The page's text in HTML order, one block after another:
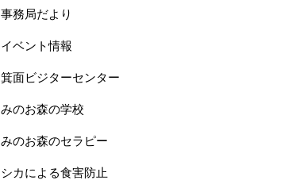
事務局だより
イベント情報
箕面ビジターセンター
みのお森の学校
みのお森のセラピー
シカによる食害防止